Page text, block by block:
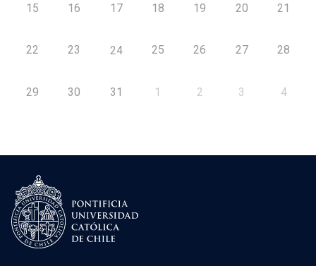
15 16 17 18 19 20 21
22 23 24 25 26 27 28
29 30 31 1 2 3 4